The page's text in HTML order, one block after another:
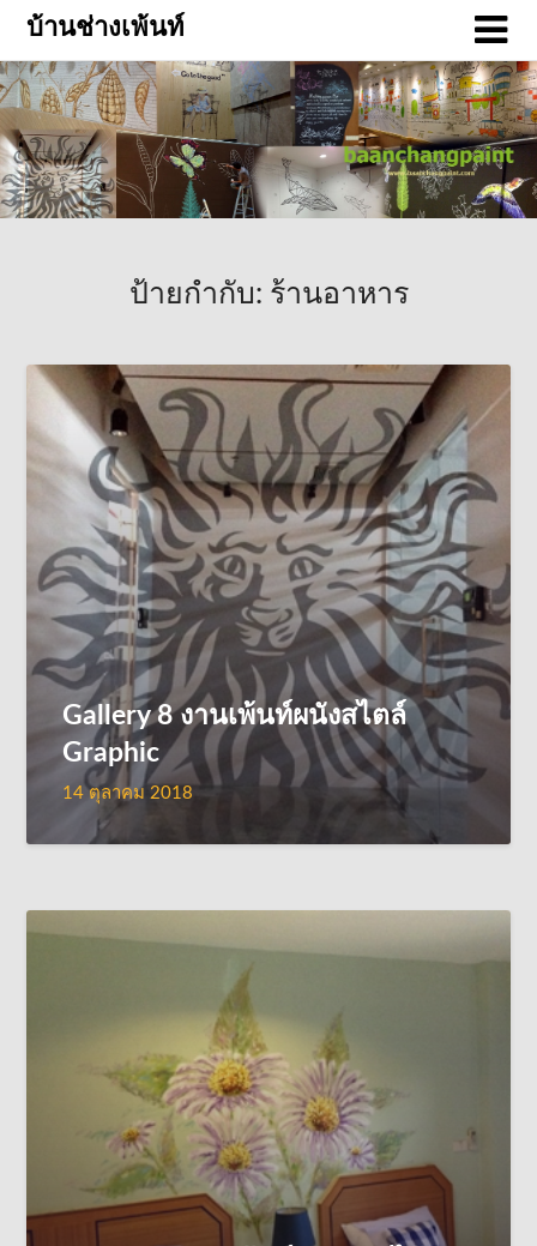
บ้านช่างเพ้นท์
ป้ายกำกับ: ร้านอาหาร
Gallery 8 งานเพ้นท์ผนังสไตล์
Graphic
14 ตุลาคม 2018